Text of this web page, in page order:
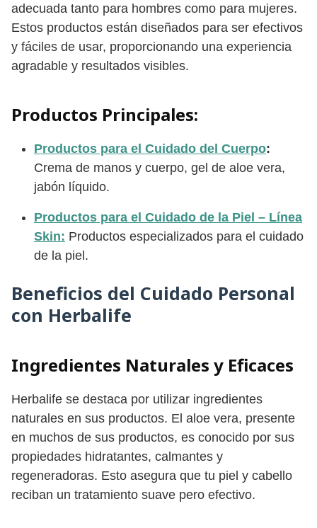
adecuada tanto para hombres como para mujeres.
Estos productos están diseñados para ser efectivos
y fáciles de usar, proporcionando una experiencia
agradable y resultados visibles.
Productos Principales:
Productos para el Cuidado del Cuerpo:
Crema de manos y cuerpo, gel de aloe vera,
jabón líquido.
Productos para el Cuidado de la Piel – Línea
Skin: Productos especializados para el cuidado
de la piel.
Beneficios del Cuidado Personal
con Herbalife
Ingredientes Naturales y Eficaces
Herbalife se destaca por utilizar ingredientes
naturales en sus productos. El aloe vera, presente
en muchos de sus productos, es conocido por sus
propiedades hidratantes, calmantes y
regeneradoras. Esto asegura que tu piel y cabello
reciban un tratamiento suave pero efectivo.